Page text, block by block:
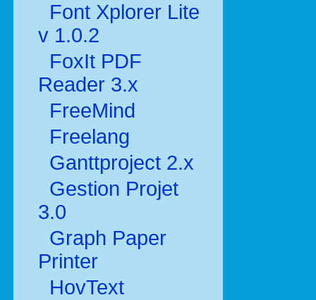
Font Xplorer Lite
v 1.0.2
FoxIt PDF
Reader 3.x
FreeMind
Freelang
Ganttproject 2.x
Gestion Projet
3.0
Graph Paper
Printer
HovText